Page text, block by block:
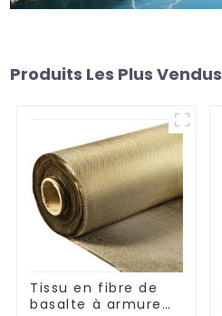
Produits Les Plus Vendus
Tissu en fibre de
basalte à armure